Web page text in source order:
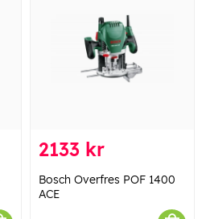
2133 kr
Bosch Overfres POF 1400
ACE